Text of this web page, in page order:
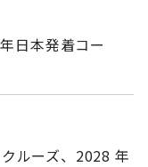
日本発着コー
ルーズ、2028 年